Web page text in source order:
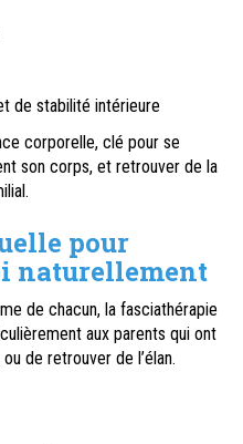
de stabilité intérieure
corporelle, clé pour se
son corps, et retrouver de la
pour
naturellement
de chacun, la fasciathérapie
aux parents qui ont
de retrouver de l’élan.